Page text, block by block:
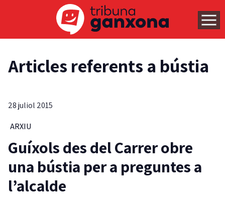
Articles referents a bústia
28 juliol 2015
ARXIU
Guíxols des del Carrer obre
una bústia per a preguntes a
l’alcalde